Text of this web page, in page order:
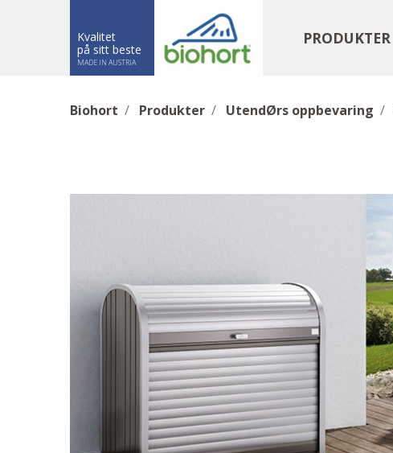
Kvalitet
på sitt beste
MADE IN AUSTRIA
PRODUKTER
Biohort Produkter UtendØrs oppbevaring